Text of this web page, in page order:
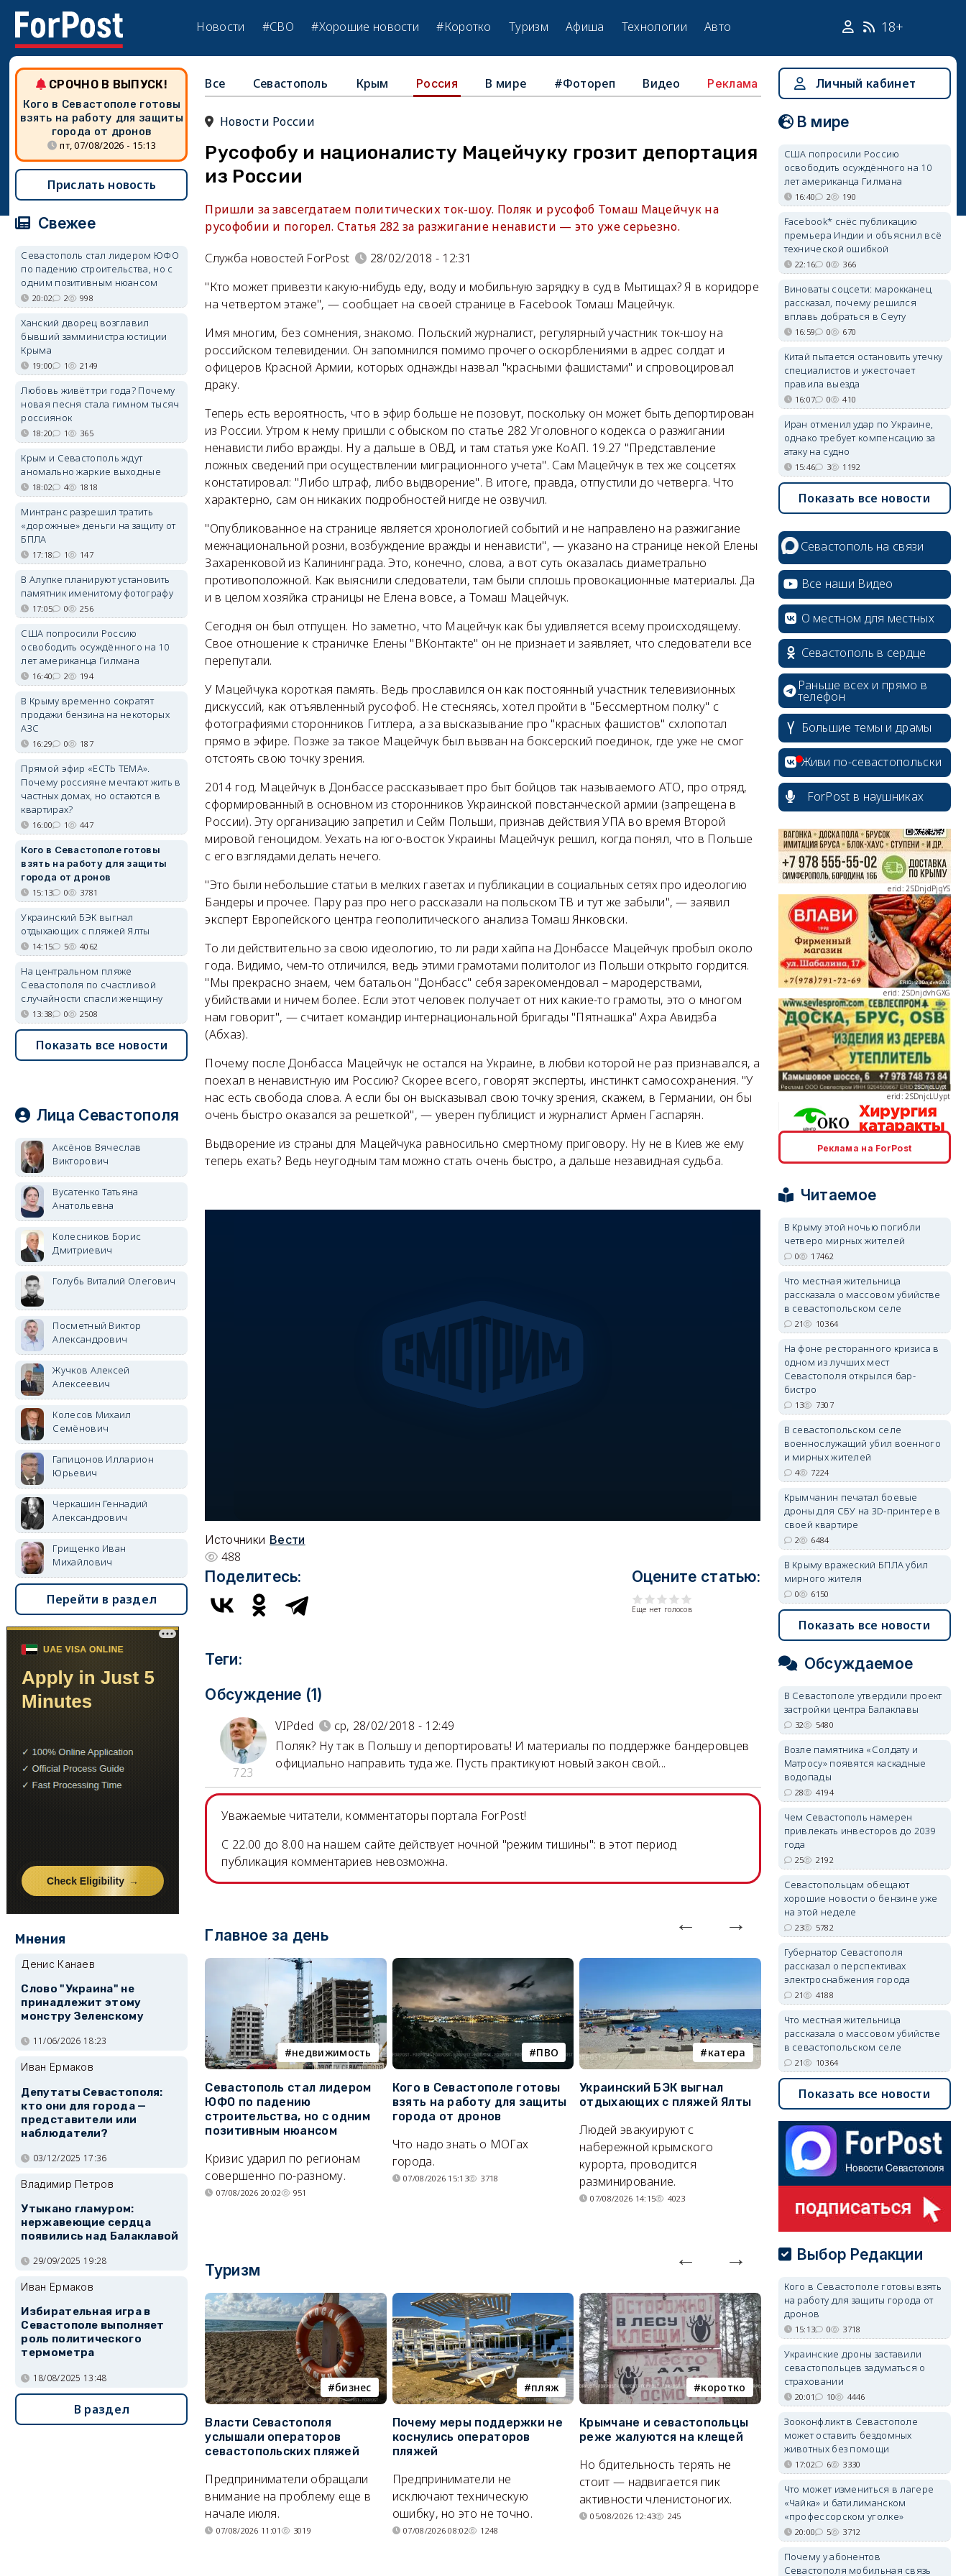
Новости #СВО #Хорошие новости #Коротко Туризм Афиша Технологии Авто 18+
Все Севастополь Крым Россия В мире #Фотореп Видео Реклама
Новости России
Русофобу и националисту Мацейчуку грозит депортация
из России
Пришли за завсегдатаем политических ток-шоу. Поляк и русофоб Томаш Мацейчук на
русофобии и погорел. Статья 282 за разжигание ненависти — это уже серьезно.
Служба новостей ForPost
28/02/2018 - 12:31
"Кто может привезти какую-нибудь еду, воду и мобильную зарядку в суд в Мытищах? Я в коридоре
на четвертом этаже", — сообщает на своей странице в Facebook Томаш Мацейчук.
Имя многим, без сомнения, знакомо. Польский журналист, регулярный участник ток-шоу на
российском телевидении. Он запомнился помимо прочего оскорблениями в адрес солдат и
офицеров Красной Армии, которых однажды назвал "красными фашистами" и спровоцировал
драку.
Теперь есть вероятность, что в эфир больше не позовут, поскольку он может быть депортирован
из России. Утром к нему пришли с обыском по статье 282 Уголовного кодекса о разжигании
ненависти либо вражды. Ну а дальше в ОВД, и там статья уже КоАП. 19.27 "Представление
ложных сведений при осуществлении миграционного учета". Сам Мацейчук в тех же соцсетях
констатировал: "Либо штраф, либо выдворение". В итоге, правда, отпустили до четверга. Что
характерно, сам он никаких подробностей нигде не озвучил.
"Опубликованное на странице является хронологией событий и не направлено на разжигание
межнациональной розни, возбуждение вражды и ненависти", — указано на странице некой Елены
Захаренковой из Калининграда. Это, конечно, слова, а вот суть оказалась диаметрально
противоположной. Как выяснили следователи, там были сплошь провокационные материалы. Да
и в целом хозяйка страницы не Елена вовсе, а Томаш Мацейчук.
Сегодня он был отпущен. Но заметно, что Мацейчук как бы удивляется всему происходящему.
Свое отношение к страничке Елены "ВКонтакте" он не признает и заявляет, что следователи все
перепутали.
У Мацейчука короткая память. Ведь прославился он как постоянный участник телевизионных
дискуссий, как отъявленный русофоб. Не стесняясь, хотел пройти в "Бессмертном полку" с
фотографиями сторонников Гитлера, а за высказывание про "красных фашистов" схлопотал
прямо в эфире. Позже за такое Мацейчук был вызван на боксерский поединок, где уже не смог
отстоять свою точку зрения.
2014 год. Мацейчук в Донбассе рассказывает про быт бойцов так называемого АТО, про отряд,
сформированный в основном из сторонников Украинской повстанческой армии (запрещена в
России). Эту организацию запретил и Сейм Польши, признав действия УПА во время Второй
мировой геноцидом. Уехать на юго-восток Украины Мацейчук решил, когда понял, что в Польше
с его взглядами делать нечего.
"Это были небольшие статьи в мелких газетах и публикации в социальных сетях про идеологию
Бандеры и прочее. Пару раз про него рассказали на польском ТВ и тут же забыли", — заявил
эксперт Европейского центра геополитического анализа Томаш Янковски.
То ли действительно за свою идеологию, то ли ради хайпа на Донбассе Мацейчук пробыл около
года. Видимо, чем-то отличился, ведь этими грамотами политолог из Польши открыто гордится.
"Мы прекрасно знаем, чем батальон "Донбасс" себя зарекомендовал – мародерствами,
убийствами и ничем более. Если этот человек получает от них какие-то грамоты, это о многом
нам говорит", — считает командир интернациональной бригады "Пятнашка" Ахра Авидзба
(Абхаз).
Почему после Донбасса Мацейчук не остался на Украине, в любви которой не раз признавался, а
поехал в ненавистную им Россию? Скорее всего, говорят эксперты, инстинкт самосохранения. "У
нас есть свобода слова. А если бы он высказывал свою точку зрения, скажем, в Германии, он бы
очень быстро оказался за решеткой", — уверен публицист и журналист Армен Гаспарян.
Выдворение из страны для Мацейчука равносильно смертному приговору. Ну не в Киев же ему
теперь ехать? Ведь неугодным там можно стать очень быстро, а дальше незавидная судьба.
Источники Вести
488
Поделитесь: Оцените статью:
Еще нет голосов
Теги:
Обсуждение (1)
723
VIPded
ср, 28/02/2018 - 12:49
Поляк? Ну так в Польшу и депортировать! И материалы по поддержке бандеровцев
официально направить туда же. Пусть практикуют новый закон свой...
Уважаемые читатели, комментаторы портала ForPost!
C 22.00 до 8.00 на нашем сайте действует ночной "режим тишины": в этот период
публикация комментариев невозможна.
Главное за день
недвижимость
Севастополь стал лидером
ЮФО по падению
строительства, но с одним
позитивным нюансом
Кризис ударил по регионам
совершенно по-разному.
07/08/2026 20:02 951
ПВО
Кого в Севастополе готовы
взять на работу для защиты
города от дронов
Что надо знать о МОГах
города.
07/08/2026 15:13 3718
катера
Украинский БЭК выгнал
отдыхающих с пляжей Ялты
Людей эвакуируют с
набережной крымского
курорта, проводится
разминирование.
07/08/2026 14:15 4023
электроснабжение
Губернатор Севастополя
рассказал о перспективах
Энергетики, подчеркнул он,
делают практически
невозможное.
Туризм
бизнес
Власти Севастополя
услышали операторов
севастопольских пляжей
Предприниматели обращали
внимание на проблему еще в
начале июля.
07/08/2026 11:01 3019
пляж
Почему меры поддержки не
коснулись операторов
пляжей
Предприниматели не
исключают техническую
ошибку, но это не точно.
07/08/2026 08:02 1248
коротко
Крымчане и севастопольцы
реже жалуются на клещей
Но бдительность терять не
стоит — надвигается пик
активности членистоногих.
05/08/2026 12:43 245
В Севастополе утвердили
проект застройки центра
Балаклавы
Там появится туристический
квартал с отелями и
парковками.
05/08/2026 08:01 5480
СРОЧНО В ВЫПУСК!
Кого в Севастополе готовы
взять на работу для защиты
города от дронов
пт, 07/08/2026 - 15:13
Прислать новость
Свежее
Севастополь стал лидером ЮФО
по падению строительства, но с
одним позитивным нюансом
20:02 2 998
Ханский дворец возглавил
бывший замминистра юстиции
Крыма
19:00 1 2149
Любовь живёт три года? Почему
новая песня стала гимном тысяч
россиянок
18:20 1 365
Крым и Севастополь ждут
аномально жаркие выходные
18:02 4 1818
Минтранс разрешил тратить
«дорожные» деньги на защиту от
БПЛА
17:18 1 147
В Алупке планируют установить
памятник именитому фотографу
17:05 0 256
США попросили Россию
освободить осуждённого на 10
лет американца Гилмана
16:40 2 194
В Крыму временно сократят
продажи бензина на некоторых
АЗС
16:29 0 187
Прямой эфир «ЕСТЬ ТЕМА».
Почему россияне мечтают жить в
частных домах, но остаются в
квартирах?
16:00 1 447
Кого в Севастополе готовы
взять на работу для защиты
города от дронов
15:13 0 3781
Украинский БЭК выгнал
отдыхающих с пляжей Ялты
14:15 5 4062
На центральном пляже
Севастополя по счастливой
случайности спасли женщину
13:38 0 2508
Показать все новости
Лица Севастополя
Аксёнов Вячеслав
Викторович
Вусатенко Татьяна
Анатольевна
Колесников Борис
Дмитриевич
Голубь Виталий Олегович
Посметный Виктор
Александрович
Жучков Алексей
Алексеевич
Колесов Михаил
Семёнович
Гапицонов Илларион
Юрьевич
Черкашин Геннадий
Александрович
Грищенко Иван
Михайлович
Перейти в раздел
Мнения
Денис Канаев
Слово "Украина" не
принадлежит этому
монстру Зеленскому
11/06/2026 18:23
Иван Ермаков
Депутаты Севастополя:
кто они для города —
представители или
наблюдатели?
03/12/2025 17:36
Владимир Петров
Утыкано гламуром:
нержавеющие сердца
появились над Балаклавой
29/09/2025 19:28
Иван Ермаков
Избирательная игра в
Севастополе выполняет
роль политического
термометра
18/08/2025 13:48
В раздел
Личный кабинет
В мире
США попросили Россию
освободить осуждённого на 10
лет американца Гилмана
16:40 2 190
Facebook* снёс публикацию
премьера Индии и объяснил всё
технической ошибкой
22:16 0 366
Виноваты соцсети: марокканец
рассказал, почему решился
вплавь добраться в Сеуту
16:59 0 670
Китай пытается остановить утечку
специалистов и ужесточает
правила выезда
16:07 0 410
Иран отменил удар по Украине,
однако требует компенсацию за
атаку на судно
15:46 3 1192
Показать все новости
Севастополь на связи
Все наши Видео
О местном для местных
Севастополь в сердце
Раньше всех и прямо в
телефон
Большие темы и драмы
Живи по-севастопольски
ForPost в наушниках
erid: 2SDnjcrDNw6
erid: 2SDnjdPjgYS
erid: 2SDnjdvhGXG
erid: 2SDnjcLUypt
erid: 2SDnjdvhGXG
Реклама на ForPost
Читаемое
В Крыму этой ночью погибли
четверо мирных жителей
0 17462
Что местная жительница
рассказала о массовом убийстве
в севастопольском селе
21 10364
На фоне ресторанного кризиса в
одном из лучших мест
Севастополя открылся бар-
бистро
13 7307
В севастопольском селе
военнослужащий убил военного
и мирных жителей
4 7224
Крымчанин печатал боевые
дроны для СБУ на 3D-принтере в
своей квартире
2 6484
В Крыму вражеский БПЛА убил
мирного жителя
0 6150
Показать все новости
Обсуждаемое
В Севастополе утвердили проект
застройки центра Балаклавы
32 5480
Возле памятника «Солдату и
Матросу» появятся каскадные
водопады
28 4194
Чем Севастополь намерен
привлекать инвесторов до 2039
года
25 2192
Севастопольцам обещают
хорошие новости о бензине уже
на этой неделе
23 5782
Губернатор Севастополя
рассказал о перспективах
электроснабжения города
21 4188
Что местная жительница
рассказала о массовом убийстве
в севастопольском селе
21 10364
Показать все новости
Выбор Редакции
Кого в Севастополе готовы взять
на работу для защиты города от
дронов
15:13 0 3718
Украинские дроны заставили
севастопольцев задуматься о
страховании
20:01 10 4446
Зооконфликт в Севастополе
может оставить бездомных
животных без помощи
17:02 6 3330
Что может измениться в лагере
«Чайка» и батилиманском
«профессорском уголке»
20:00 5 3712
Почему у абонентов
Севастополя мобильная связь